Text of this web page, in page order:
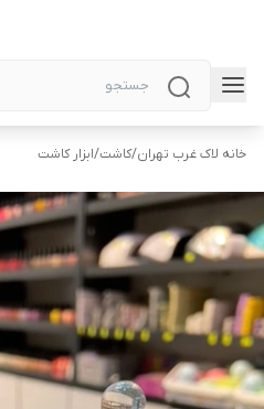
خانه لاک غرب تهران/کاشت/ابزار کاشت